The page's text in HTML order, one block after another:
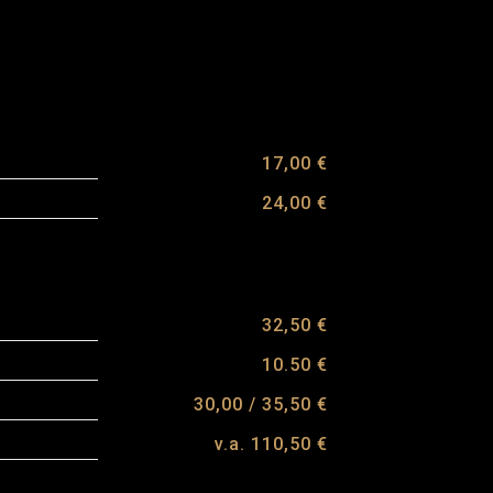
17,00 €
24,00 €
32,50 €
10.50 €
30,00 / 35,50 €
v.a. 110,50 €